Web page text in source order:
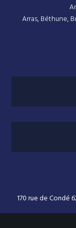
Arras, Béthune,
170 rue de Condé